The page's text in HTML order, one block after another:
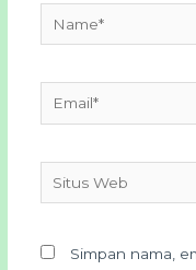
Situs
Web
Simpan nama,